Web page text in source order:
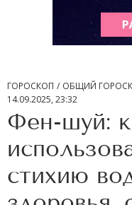
ГОРОСКОП
ОБЩИЙ
14.09.2025, 23:32
Фен-шуй:
стихию